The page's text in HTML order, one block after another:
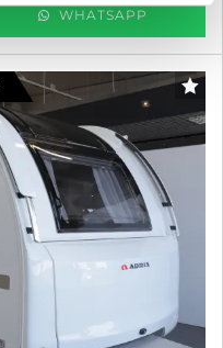
WHATSAPP